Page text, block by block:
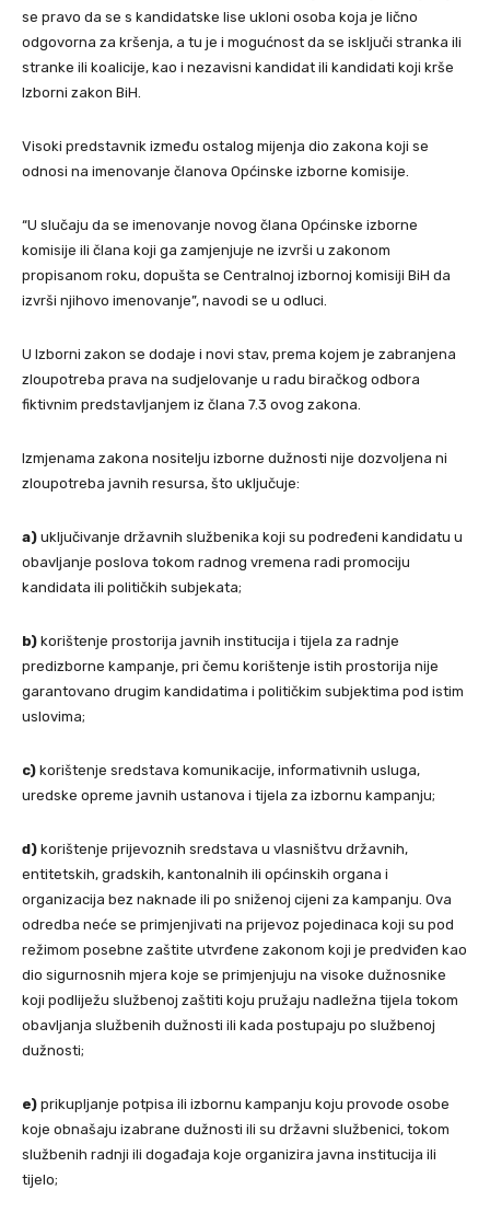
se pravo da se s kandidatske lise ukloni osoba koja je lično
odgovorna za kršenja, a tu je i mogućnost da se isključi stranka ili
stranke ili koalicije, kao i nezavisni kandidat ili kandidati koji krše
Izborni zakon BiH.
Visoki predstavnik između ostalog mijenja dio zakona koji se
odnosi na imenovanje članova Općinske izborne komisije.
“U slučaju da se imenovanje novog člana Općinske izborne
komisije ili člana koji ga zamjenjuje ne izvrši u zakonom
propisanom roku, dopušta se Centralnoj izbornoj komisiji BiH da
izvrši njihovo imenovanje”, navodi se u odluci.
U Izborni zakon se dodaje i novi stav, prema kojem je zabranjena
zloupotreba prava na sudjelovanje u radu biračkog odbora
fiktivnim predstavljanjem iz člana 7.3 ovog zakona.
Izmjenama zakona nositelju izborne dužnosti nije dozvoljena ni
zloupotreba javnih resursa, što uključuje:
a) uključivanje državnih službenika koji su podređeni kandidatu u
obavljanje poslova tokom radnog vremena radi promociju
kandidata ili političkih subjekata;
b) korištenje prostorija javnih institucija i tijela za radnje
predizborne kampanje, pri čemu korištenje istih prostorija nije
garantovano drugim kandidatima i političkim subjektima pod istim
uslovima;
c) korištenje sredstava komunikacije, informativnih usluga,
uredske opreme javnih ustanova i tijela za izbornu kampanju;
d) korištenje prijevoznih sredstava u vlasništvu državnih,
entitetskih, gradskih, kantonalnih ili općinskih organa i
organizacija bez naknade ili po sniženoj cijeni za kampanju. Ova
odredba neće se primjenjivati ​​na prijevoz pojedinaca koji su pod
režimom posebne zaštite utvrđene zakonom koji je predviđen kao
dio sigurnosnih mjera koje se primjenjuju na visoke dužnosnike
koji podliježu službenoj zaštiti koju pružaju nadležna tijela tokom
obavljanja službenih dužnosti ili kada postupaju po službenoj
dužnosti;
e) prikupljanje potpisa ili izbornu kampanju koju provode osobe
koje obnašaju izabrane dužnosti ili su državni službenici, tokom
službenih radnji ili događaja koje organizira javna institucija ili
tijelo;